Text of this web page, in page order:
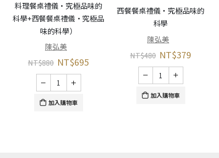
料理餐桌禮儀‧究極品味的
科學+西餐餐桌禮儀‧究極品
味的科學）
陳弘美
NT$880 NT$695
加入購物車
西餐餐桌禮儀‧究極品味的
科學
陳弘美
NT$480 NT$379
加入購物車